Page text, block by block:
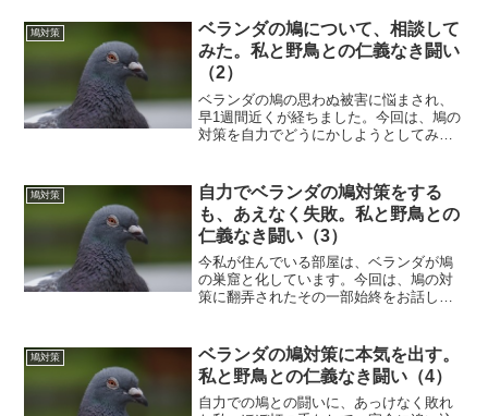
鳩対策
ベランダの鳩について、相談して
みた。私と野鳥との仁義なき闘い
（2）
ベランダの鳩の思わぬ被害に悩まされ、
早1週間近くが経ちました。今回は、鳩の
対策を自力でどうにかしようとしてみた
を読まないことをおすすめします）鳩の
対策用具を買ってきた引...
鳩対策
自力でベランダの鳩対策をする
も、あえなく失敗。私と野鳥との
仁義なき闘い（3）
今私が住んでいる部屋は、ベランダが鳩
の巣窟と化しています。今回は、鳩の対
策に翻弄されたその一部始終をお話しし
はとんでもなく厄介な存在だったので
す。追っ払っても5分後には戻...
鳩対策
ベランダの鳩対策に本気を出す。
私と野鳥との仁義なき闘い（4）
自力での鳩との闘いに、あっけなく敗れ